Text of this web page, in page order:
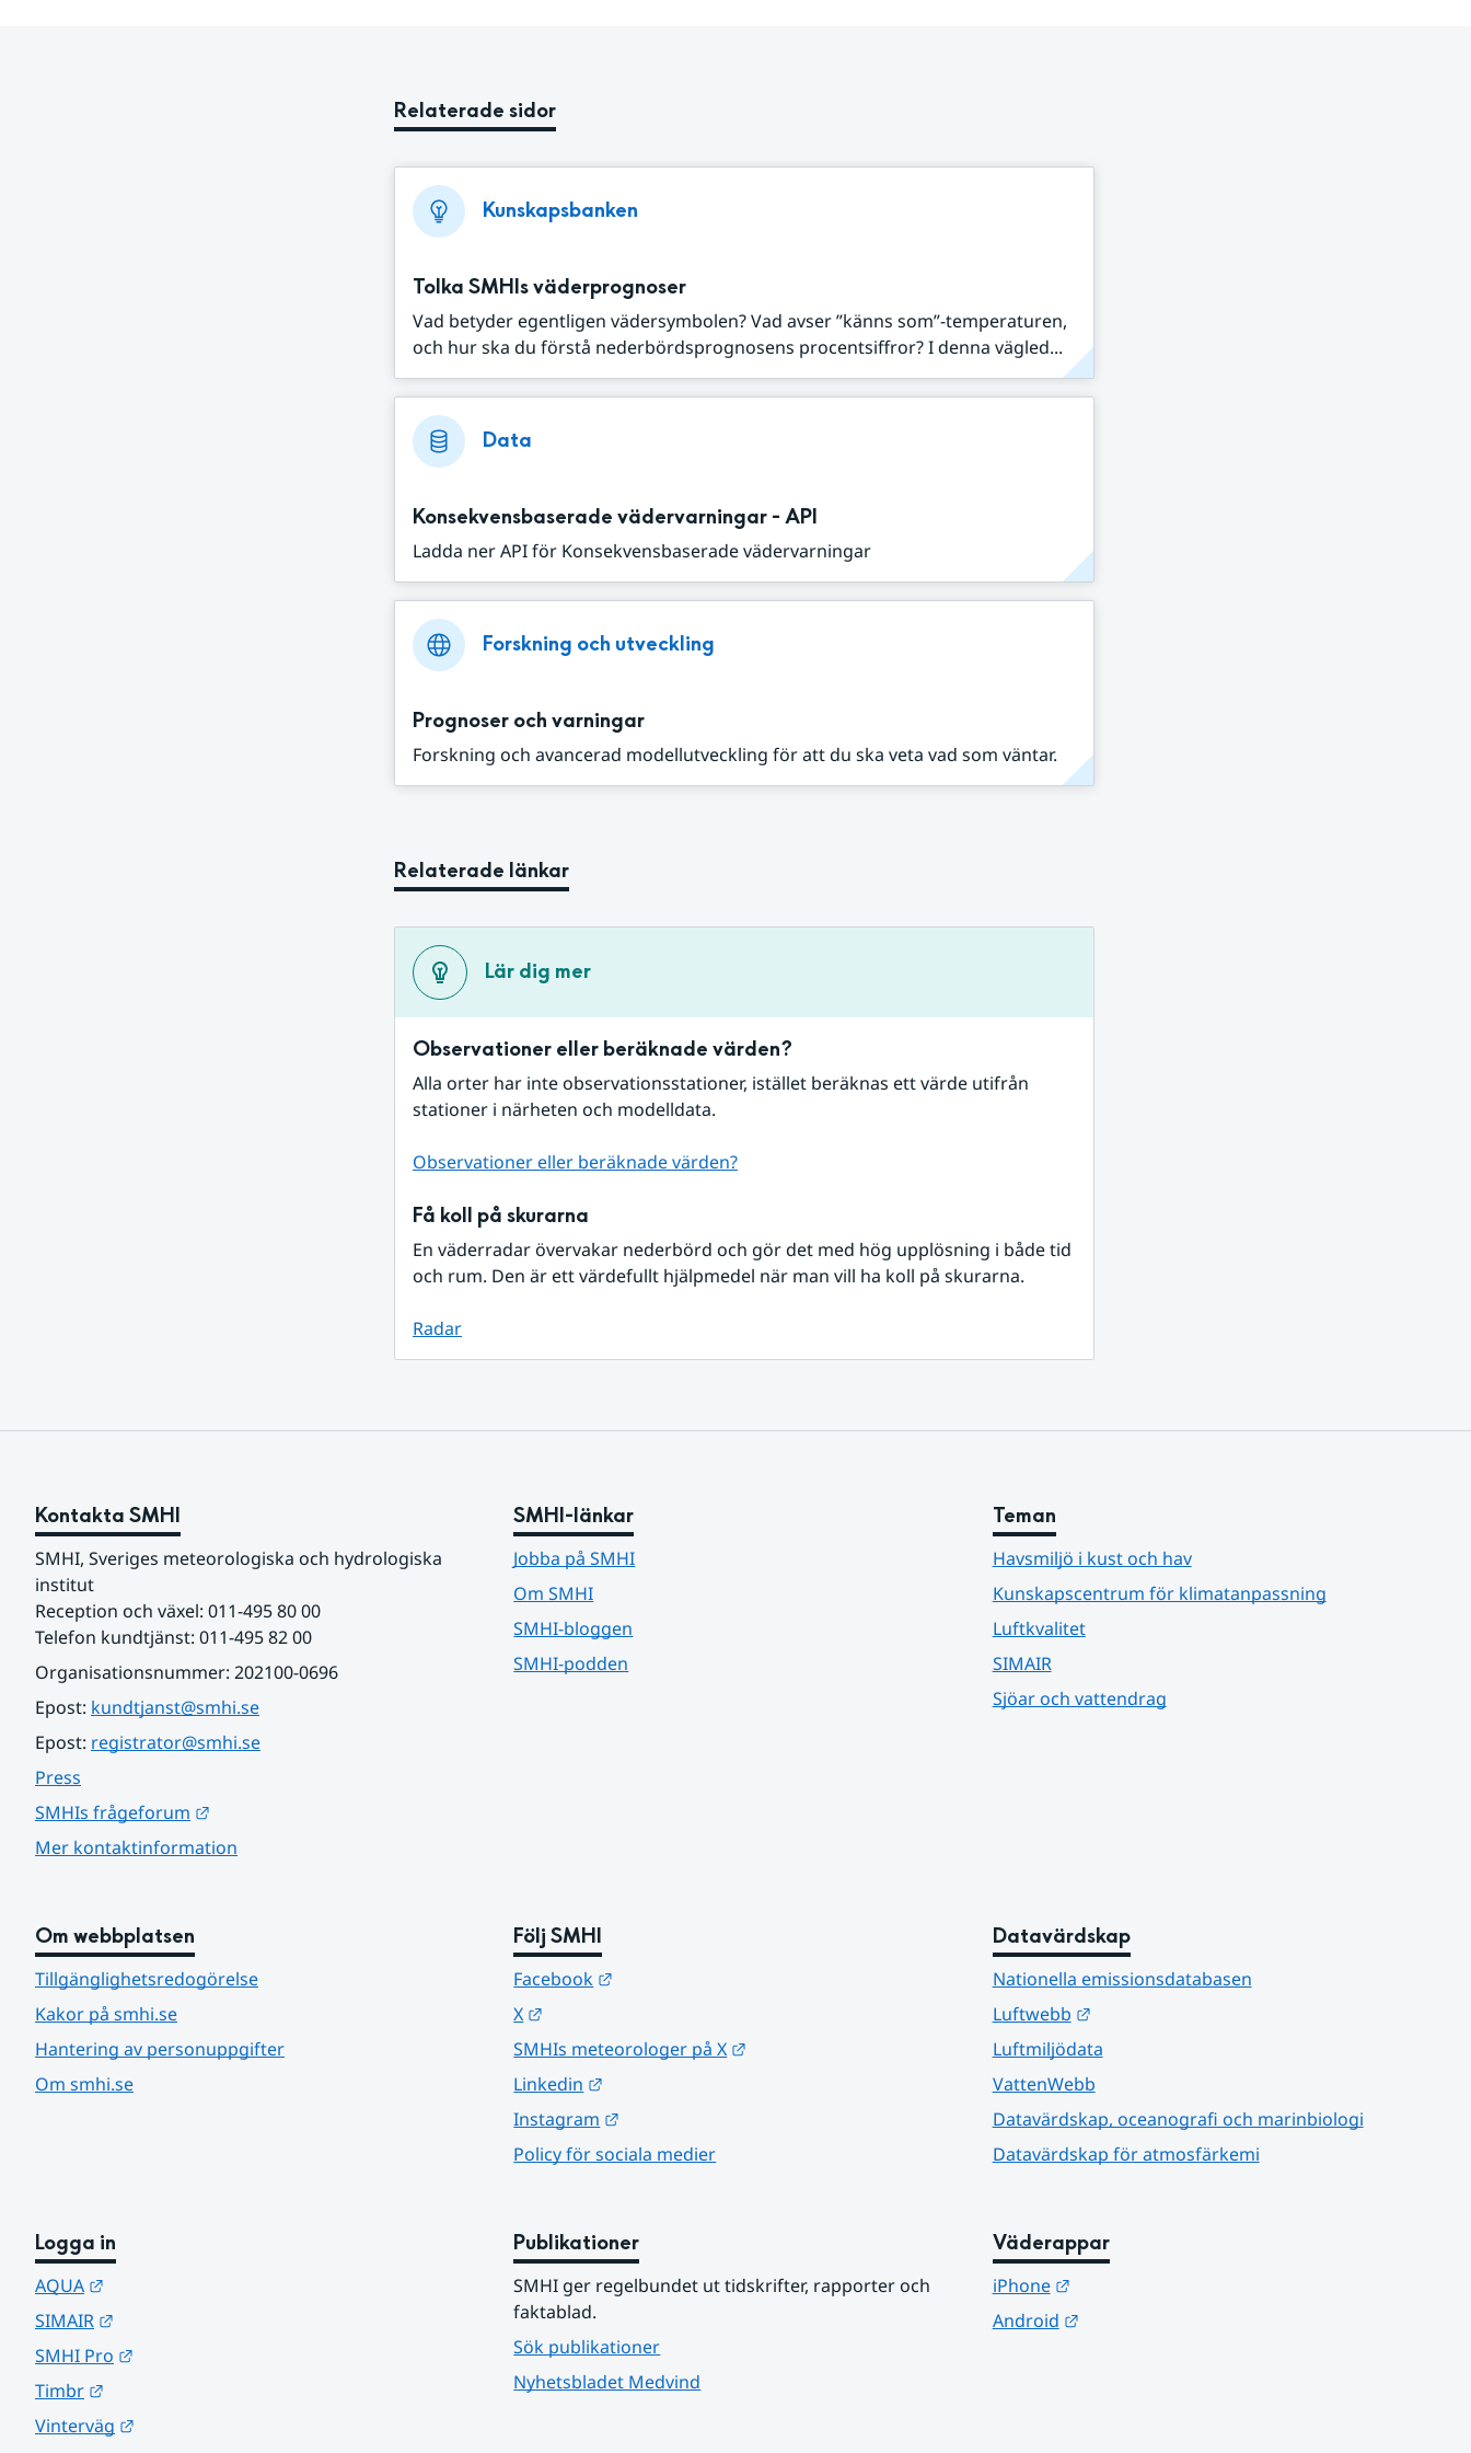
Relaterade sidor
Kunskapsbanken
Tolka SMHIs väderprognoser
Vad betyder egentligen vädersymbolen? Vad avser ”känns som”-temperaturen,
och hur ska du förstå nederbördsprognosens procentsiffror? I denna vägled...
Data
Konsekvensbaserade vädervarningar - API
Ladda ner API för Konsekvensbaserade vädervarningar
Forskning och utveckling
Prognoser och varningar
Forskning och avancerad modellutveckling för att du ska veta vad som väntar.
Relaterade länkar
Lär dig mer
Observationer eller beräknade värden?
Alla orter har inte observationsstationer, istället beräknas ett värde utifrån
stationer i närheten och modelldata.
Observationer eller beräknade värden?
Få koll på skurarna
En väderradar övervakar nederbörd och gör det med hög upplösning i både tid
och rum. Den är ett värdefullt hjälpmedel när man vill ha koll på skurarna.
Radar
Kontakta SMHI
SMHI, Sveriges meteorologiska och hydrologiska
institut
Reception och växel: 011-495 80 00
Telefon kundtjänst: 011-495 82 00
Organisationsnummer: 202100-0696
Epost: kundtjanst@smhi.se
Epost: registrator@smhi.se
Press
SMHIs frågeforum
Mer kontaktinformation
SMHI-länkar
Jobba på SMHI
Om SMHI
SMHI-bloggen
SMHI-podden
Teman
Havsmiljö i kust och hav
Kunskapscentrum för klimatanpassning
Luftkvalitet
SIMAIR
Sjöar och vattendrag
Om webbplatsen
Tillgänglighetsredogörelse
Kakor på smhi.se
Hantering av personuppgifter
Om smhi.se
Följ SMHI
Facebook
X
SMHIs meteorologer på X
Linkedin
Instagram
Policy för sociala medier
Datavärdskap
Nationella emissionsdatabasen
Luftwebb
Länk till annan webbplats.
Luftmiljödata
VattenWebb
Datavärdskap, oceanografi och marinbiologi
Datavärdskap för atmosfärkemi
Logga in
AQUA
SIMAIR
SMHI Pro
Timbr
Vinterväg
Publikationer
SMHI ger regelbundet ut tidskrifter, rapporter och
faktablad.
Sök publikationer
Nyhetsbladet Medvind
Väderappar
iPhone
Länk till annan webbplats.
Android
Länk till annan webbplats.